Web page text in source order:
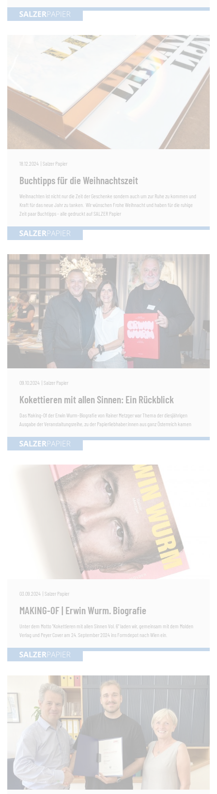
18.12.2024 | Salzer Papier
Buchtipps für die Weihnachtszeit
Weihnachten ist nicht nur die Zeit der Geschenke sondern auch um zur Ruhe zu kommen und
Kraft für das neue Jahr zu tanken. Wir wünschen Frohe Weihnacht und haben für die ruhige
Zeit paar Buchtipps - alle gedruckt auf SALZER Papier
09.10.2024 | Salzer Papier
Kokettieren mit allen Sinnen: Ein Rückblick
Das Making-Of der Erwin Wurm-Biografie von Rainer Metzger war Thema der diesjährigen
Ausgabe der Veranstaltungsreihe, zu der Papierliebhaber:innen aus ganz Österreich kamen
03.09.2024 | Salzer Papier
MAKING-OF | Erwin Wurm. Biografie
Unter dem Motto "Kokettieren mit allen Sinnen Vol. 6" laden wir, gemeinsam mit dem Molden
Verlag und Peyer Cover am 24. September 2024 ins Formdepot nach Wien ein.